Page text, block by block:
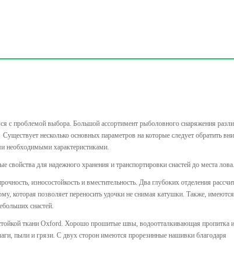
с проблемой выбора. Большой ассортимент рыболовного снаряжения
несколько основных параметров на которые следует обратить
необходимыми характеристиками.
свойства для надежного хранения и транспортировки снастей до места лова.
износостойкость и вместительность. Два глубоких отделения
которая позволяет переносить удочки не снимая катушки. Также,
снастей.
ткани Oxford. Хорошо прошитые швы, водоотталкивающая пропитка и
пыли и грязи. С двух сторон имеются прорезинные нашивки благодаря